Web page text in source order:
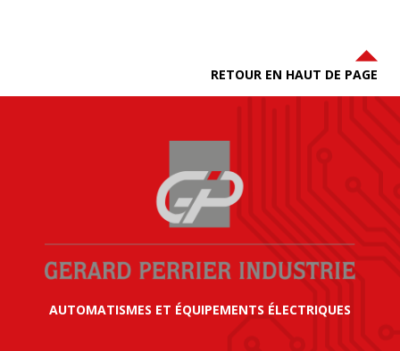
RETOUR EN HAUT DE PAGE
AUTOMATISMES ET ÉQUIPEMENTS ÉLECTRIQUES